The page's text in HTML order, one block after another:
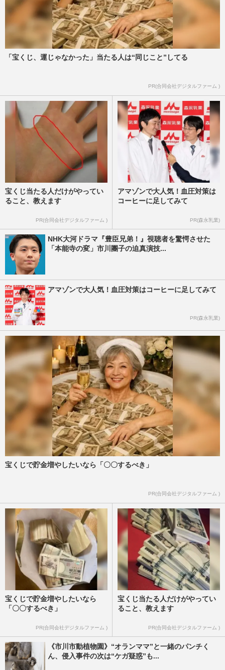
「宝くじ、運じゃなかった」当たる人は“同じこと”してる
PR(合同会社デジタルファーム )
宝くじ当たる人だけがやってい
ること、教えます
PR(合同会社デジタルファーム )
アマゾンで大人気！血圧対策は
コーヒーに足してみて
PR(森永乳業)
NHK大河ドラマ『豊臣兄弟！』視聴者を驚愕させた
「本能寺の変」市川團子の迫真演技...
アマゾンで大人気！血圧対策はコーヒーに足してみて
PR(森永乳業)
宝くじで貯金増やしたいなら「〇〇するべき」
PR(合同会社デジタルファーム )
宝くじで貯金増やしたいなら
「〇〇するべき」
PR(合同会社デジタルファーム )
宝くじ当たる人だけがやってい
ること、教えます
PR(合同会社デジタルファーム )
《市川市動植物園》“オランママ”と一緒のパンチく
ん、侵入事件の次は“ケガ疑惑”も...